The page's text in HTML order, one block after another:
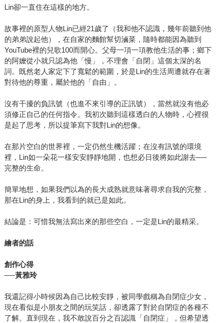
Lin卻一直住在這樣的地方。
故事裡的原型人物Lin已經21歲了（我和他不認識，幾年前聽到他
的弟弟說起他），在自家的麵館幫切滷菜，隨時都能因為聽到
YouTube裡的兒歌100而開心。父母一項一項教他生活的事；鄉下
的阿嬤從小就只認為他「慢」，不理會「自閉」這個太深的名
詞。既然老人家定下了寬鬆的範圍，於是Lin的生活周遭就存在著
對待他的尊重，屬於他的「自由」。
沒有干擾的負訊號（也進不來引導的正訊號），當然就沒有他必
須修正自己的任何指令。我初次聽到這樣透白的人物時，心裡很
是起了思考，所以提筆寫下我對Lin的想像。
在那片空白的世界裡，一定仍然生機活躍；在沒有訊號的環境
裡，Lin如一朵花一樣安安靜靜地開，也想必日後將如此謝去──
完整的生命。
簡單地想，如果我們以為的長大成熟就意味著尋求自我的完整，
那在Lin的身上，我看到的就已是如此。
結論是：可惜我無法寫出來的那些空白，一定是Lin的最精采。
繪者的話
創作心得
──黃雅玲
我還記得小時候因為自己比較安靜，被同學戲稱為自閉症少女，
現在看似是小朋友之間的玩笑話，卻透露了對於自閉症的各種不
了解。直到現在，我不敢說百分之百認識「自閉症」，但希望透